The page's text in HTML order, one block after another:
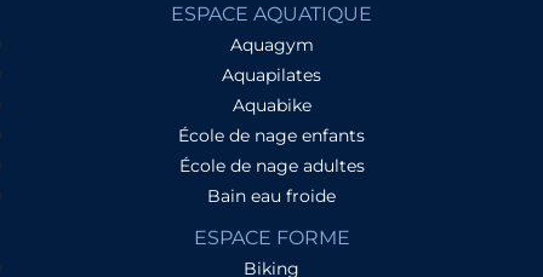
ESPACE AQUATIQUE
Aquagym
Aquapilates
Aquabike
École de nage enfants
École de nage adultes
Bain eau froide
ESPACE FORME
Biking